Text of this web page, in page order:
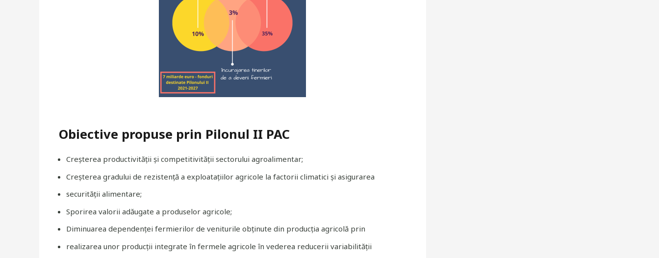
Obiective propuse prin Pilonul II PAC
Creșterea productivității și competitivității sectorului agroalimentar;
Creșterea gradului de rezistență a exploatațiilor agricole la factorii climatici și asigurarea
securității alimentare;
Sporirea valorii adăugate a produselor agricole;
Diminuarea dependenței fermierilor de veniturile obținute din producția agricolă prin
realizarea unor producții integrate în fermele agricole în vederea reducerii variabilității